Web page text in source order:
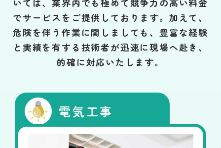
いては、業界内でも極めて競争力の高い料金
でサービスをご提供しております。加えて、
危険を伴う作業に関しましても、豊富な経験
と実績を有する技術者が迅速に現場へ赴き、
的確に対応いたします。
電気工事